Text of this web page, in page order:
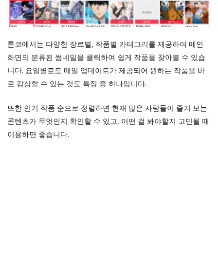
툰코에서는 다양한 장르별, 작품별 카테고리를 제공하여 메인
화면의 분류된 썸네일을 클릭하여 쉽게 작품을 찾아볼 수 있습
니다. 요일별로도 매일 업데이트가 제공되어 원하는 작품을 바
로 감상할 수 있는 것도 특징 중 하나입니다.
또한 인기 작품 순으로 정렬하면 현재 많은 사람들이 즐겨 보는
콘텐츠가 무엇인지 확인할 수 있고, 어떤 걸 봐야할지 고민될 때
이용하면 좋습니다.